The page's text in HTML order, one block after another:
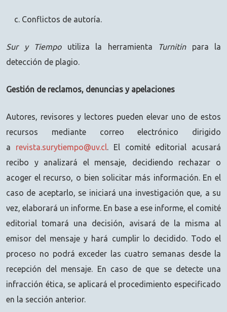
c. Conflictos de autoría.
Sur y Tiempoutiliza la herramienta Turnitinpara la
detección de plagio.
Gestión de reclamos, denuncias y apelaciones
Autores, revisores y lectores pueden elevar uno de estos
recursos mediante correo electrónico dirigido
a revista.surytiempo@uv.cl. El comité editorial acusará
recibo y analizará el mensaje, decidiendo rechazar o
acoger el recurso, o bien solicitar más información. En el
caso de aceptarlo, se iniciará una investigación que, a su
vez, elaborará un informe. En base a ese informe, el comité
editorial tomará una decisión, avisará de la misma al
emisor del mensaje y hará cumplir lo decidido. Todo el
proceso no podrá exceder las cuatro semanas desde la
recepción del mensaje. En caso de que se detecte una
infracción ética, se aplicará el procedimiento especificado
en la sección anterior.